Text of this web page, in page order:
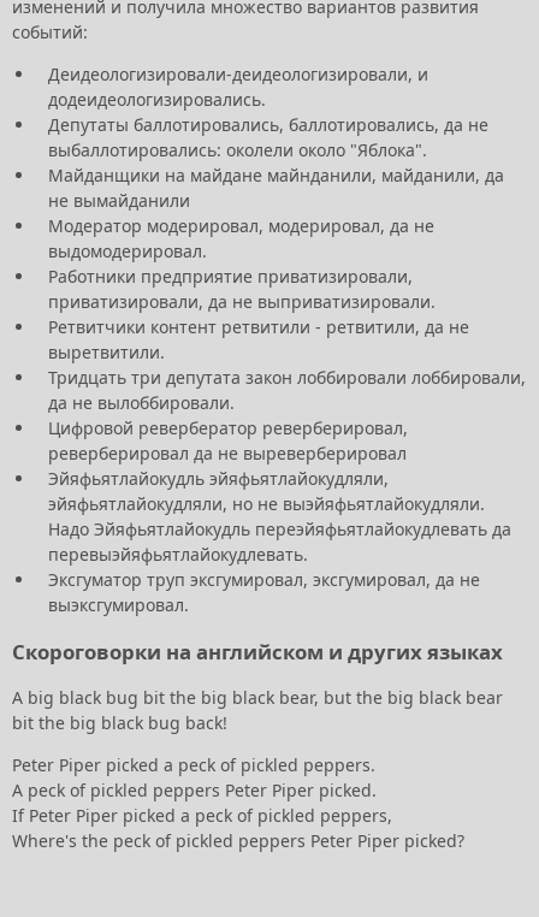
изменений и получила множество вариантов развития
событий:
Деидеологизировали-деидеологизировали, и
додеидеологизировались.
Депутаты баллотировались, баллотировались, да не
выбаллотировались: околели около "Яблока".
Майданщики на майдане майнданили, майданили, да
не вымайданили
Модератор модерировал, модерировал, да не
выдомодерировал.
Работники предприятие приватизировали,
приватизировали, да не выприватизировали.
Ретвитчики контент ретвитили - ретвитили, да не
выретвитили.
Тридцать три депутата закон лоббировали лоббировали,
да не вылоббировали.
Цифровой ревербератор реверберировал,
реверберировал да не выреверберировал
Эйяфьятлайокудль эйяфьятлайокудляли,
эйяфьятлайокудляли, но не выэйяфьятлайокудляли.
Надо Эйяфьятлайокудль переэйяфьятлайокудлевать да
перевыэйяфьятлайокудлевать.
Эксгуматор труп эксгумировал, эксгумировал, да не
выэксгумировал.
Скороговорки на английском и других языках
A big black bug bit the big black bear, but the big black bear
bit the big black bug back!
Peter Piper picked a peck of pickled peppers.
A peck of pickled peppers Peter Piper picked.
If Peter Piper picked a peck of pickled peppers,
Where's the peck of pickled peppers Peter Piper picked?